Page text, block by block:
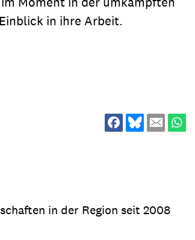
Fachpublikationen
Fachpublikationen
in ihre Arbeit.
in der Region seit 2008